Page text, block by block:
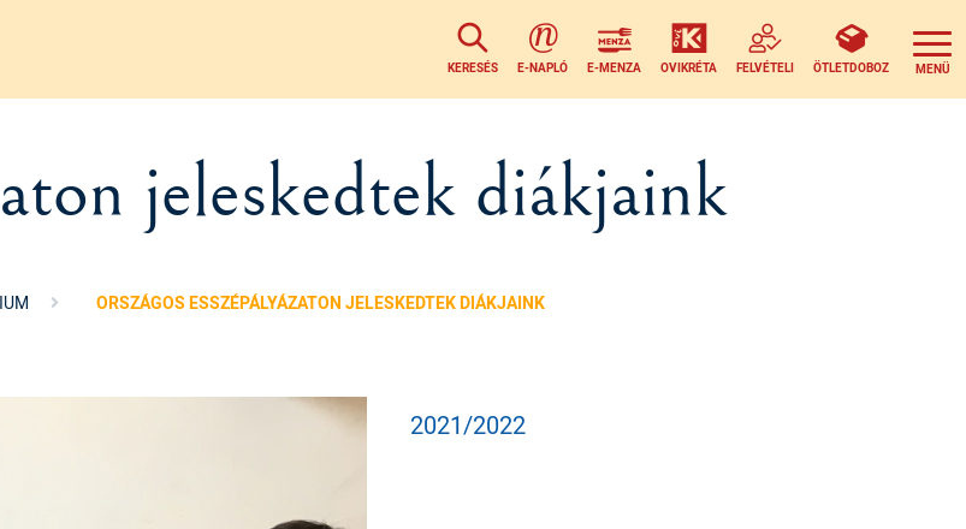
KERESÉS E-NAPLÓ E-MENZA OVIKRÉTA FELVÉTELI ÖTLETDOBOZ
jeleskedtek diákjaink
ORSZÁGOS ESSZÉPÁLYÁZATON JELESKEDTEK DIÁKJAINK
2021/2022